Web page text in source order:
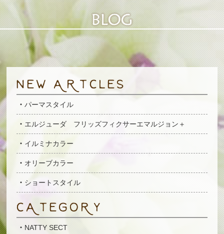
パーマスタイル
エルジューダ フリッズフィクサーエマルジョン＋
イルミナカラー
オリーブカラー
ショートスタイル
NATTY SECT